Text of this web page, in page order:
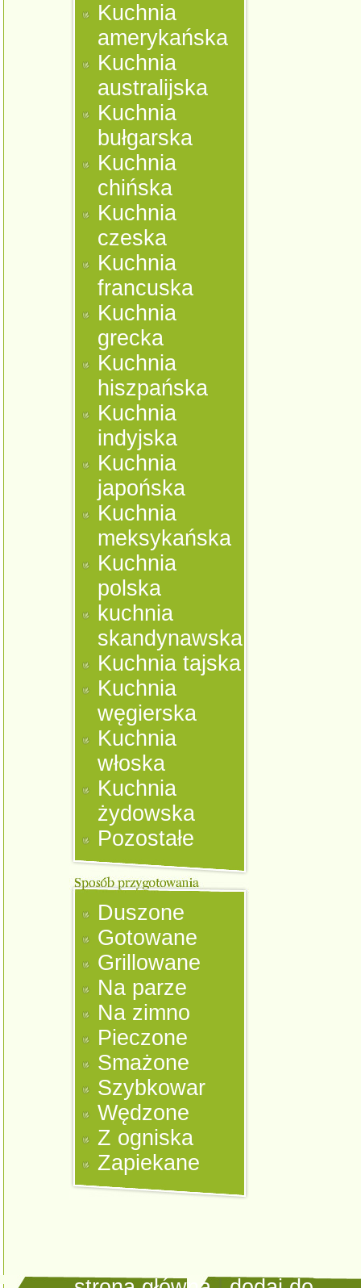
Kuchnia
amerykańska
Kuchnia
australijska
Kuchnia
bułgarska
Kuchnia
chińska
Kuchnia
czeska
Kuchnia
francuska
Kuchnia
grecka
Kuchnia
hiszpańska
Kuchnia
indyjska
Kuchnia
japońska
Kuchnia
meksykańska
Kuchnia
polska
kuchnia
skandynawska
Kuchnia tajska
Kuchnia
węgierska
Kuchnia
włoska
Kuchnia
żydowska
Pozostałe
Duszone
Gotowane
Grillowane
Na parze
Na zimno
Pieczone
Smażone
Szybkowar
Wędzone
Z ogniska
Zapiekane